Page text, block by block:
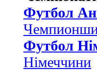
Футбол
Футбол
Німеччини